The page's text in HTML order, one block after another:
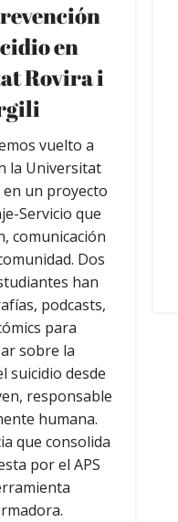
en
Rovira i
vuelto a
la Universitat
un proyecto
Servicio que
comunicación
Dos
han
podcasts,
para
sobre la
suicidio desde
responsable
humana.
que consolida
por el APS